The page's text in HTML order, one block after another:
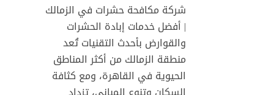
شركة مكافحة حشرات في الزمالك
| أفضل خدمات إبادة الحشرات
والقوارض بأحدث التقنيات تُعد
منطقة الزمالك من أكثر المناطق
الحيوية في القاهرة، ومع كثافة